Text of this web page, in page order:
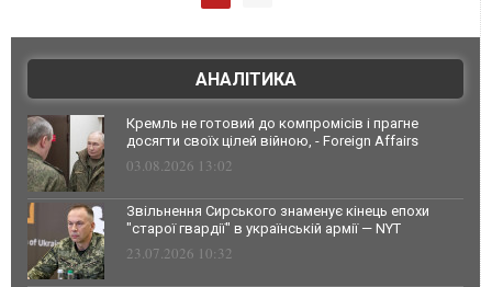
АНАЛІТИКА
Кремль не готовий до компромісів і прагне
досягти своїх цілей війною, - Foreign Affairs
03.08.2026 13:02
Звільнення Сирського знаменує кінець епохи
"старої гвардії" в українській армії — NYT
23.07.2026 10:32